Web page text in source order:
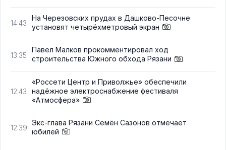
14:43
На Черезовских прудах в Дашково-Песочне
установят четырёхметровый экран
13:35
Павел Малков прокомментировал ход
строительства Южного обхода Рязани
12:43
«Россети Центр и Приволжье» обеспечили
надёжное электроснабжение фестиваля
«Атмосфера»
12:39
Экс-глава Рязани Семён Сазонов отмечает
юбилей